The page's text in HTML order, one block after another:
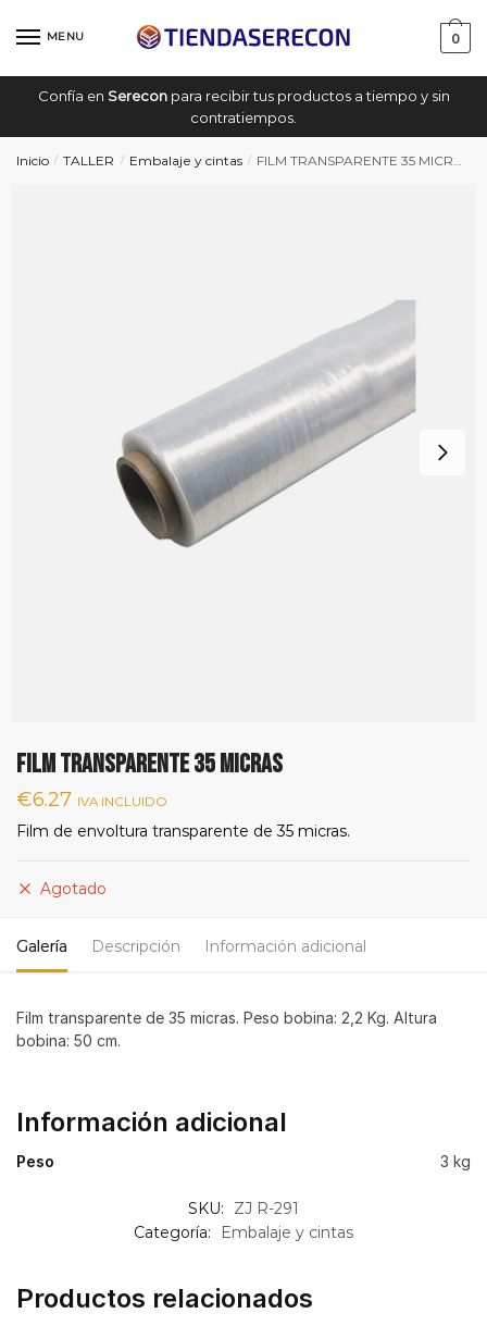
MENU 0
Confía en Sereconpara recibir tus productos a tiempo y sin
contratiempos.
Inicio / TALLER / Embalaje y cintas / FILM TRANSPARENTE 35 MICRAS
FILM TRANSPARENTE 35 MICRAS
€6.27 IVA INCLUIDO
Film de envoltura transparente de 35 micras.
Agotado
Galería Descripción Información adicional
Film transparente de 35 micras. Peso bobina: 2,2 Kg. Altura
bobina: 50 cm.
Información adicional
Peso 3 kg
SKU:
ZJ R-291
Categoría:
Embalaje y cintas
Productos relacionados